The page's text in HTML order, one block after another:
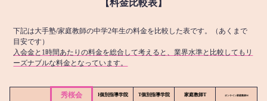
【料金比較表】
下記は大手塾/家庭教師の中学2年生の料金を比較した表です。（あくまで
目安です）
入会金と1時間あたりの料金を総合して考えると、業界水準と比較してもリ
ーズナブルな料金となっています。
秀桜会 I個別指導学院 T個別指導学院 家庭教師T オンライン家庭教師M